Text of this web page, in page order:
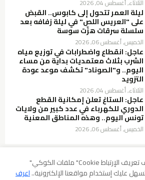
الثلاثاء, أغسطس 04, 2026
ليلة العمر تتحول إلى كابوس.. القبض
على "العريس اللص" في ليلة زفافه بعد
سلسلة سرقات هزّت سوسة
الخميس, أغسطس 06, 2026
عاجل: انقطاع واضطرابات في توزيع مياه
الشرب بثلاث معتمديات بداية من مساء
اليوم.. و"الصوناد" تكشف موعد عودة
التزويد
الثلاثاء, أغسطس 04, 2026
عاجل: الستاغ تعلن إمكانية القطع
الدوري للكهرباء في عدد كبير من ولايات
تونس اليوم.. وهذه المناطق المعنية
الخميس, أغسطس 06, 2026
شروط الإستخدام إخلاء المسؤولية
هذا الموقع يستخدم ملف تعريف الإرتباط Cookie" ملفات الكوكي"
عليك إستخدام مواقعنا الإلكترونية..اعرف